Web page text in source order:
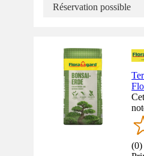
Réservation possible
(0)